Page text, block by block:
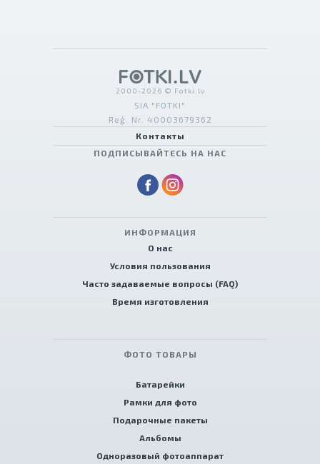
2000-2026 © Fotki.lv
SIA "FOTKI"
Reģ. Nr. 40003679362
Контакты
ПОДПИСЫВАЙТЕСЬ НА НАС
ИНФОРМАЦИЯ
О нас
Условия пользования
Часто задаваемые вопросы (FAQ)
Время изготовления
ФОТО ТОВАРЫ
Батарейки
Рамки для фото
Подарочные пакеты
Альбомы
Одноразовый фотоаппарат